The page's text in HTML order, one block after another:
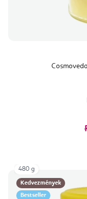
Kedvezmények
Bestseller
480 g